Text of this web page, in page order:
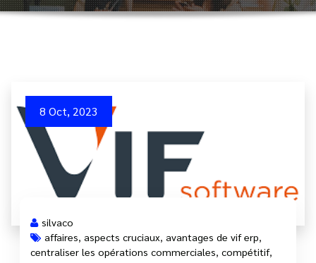
8 Oct, 2023
silvaco
affaires, aspects cruciaux, avantages de vif erp,
centraliser les opérations commerciales, compétitif,